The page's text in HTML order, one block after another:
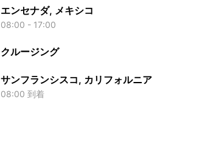
エンセナダ, メキシコ
08:00 - 17:00
クルージング
サンフランシスコ, カリフォルニア
08:00 到着